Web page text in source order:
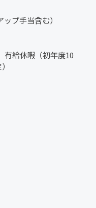
プ手当含む）
有給休暇（初年度10